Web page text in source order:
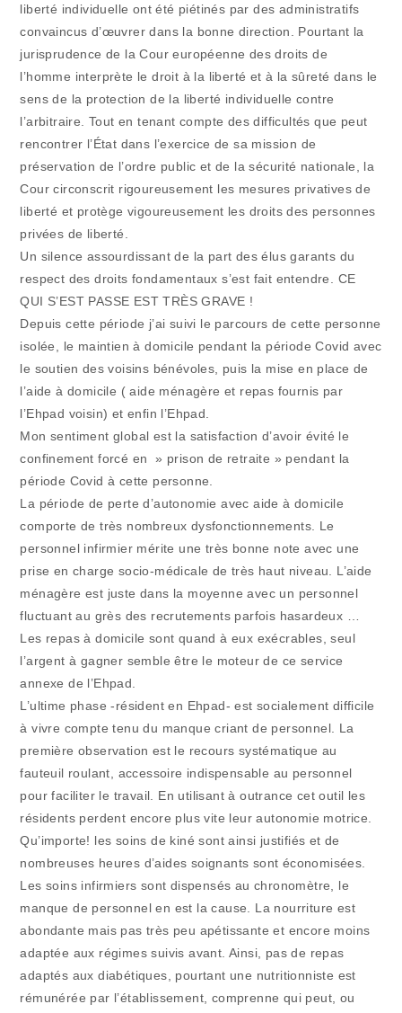
liberté individuelle ont été piétinés par des administratifs
convaincus d’œuvrer dans la bonne direction. Pourtant la
jurisprudence de la Cour européenne des droits de
l’homme interprète le droit à la liberté et à la sûreté dans le
sens de la protection de la liberté individuelle contre
l’arbitraire. Tout en tenant compte des difficultés que peut
rencontrer l’État dans l’exercice de sa mission de
préservation de l’ordre public et de la sécurité nationale, la
Cour circonscrit rigoureusement les mesures privatives de
liberté et protège vigoureusement les droits des personnes
privées de liberté.
Un silence assourdissant de la part des élus garants du
respect des droits fondamentaux s’est fait entendre. CE
QUI S’EST PASSE EST TRÈS GRAVE !
Depuis cette période j’ai suivi le parcours de cette personne
isolée, le maintien à domicile pendant la période Covid avec
le soutien des voisins bénévoles, puis la mise en place de
l’aide à domicile ( aide ménagère et repas fournis par
l’Ehpad voisin) et enfin l’Ehpad.
Mon sentiment global est la satisfaction d’avoir évité le
confinement forcé en » prison de retraite » pendant la
période Covid à cette personne.
La période de perte d’autonomie avec aide à domicile
comporte de très nombreux dysfonctionnements. Le
personnel infirmier mérite une très bonne note avec une
prise en charge socio-médicale de très haut niveau. L’aide
ménagère est juste dans la moyenne avec un personnel
fluctuant au grès des recrutements parfois hasardeux …
Les repas à domicile sont quand à eux exécrables, seul
l’argent à gagner semble être le moteur de ce service
annexe de l’Ehpad.
L’ultime phase -résident en Ehpad- est socialement difficile
à vivre compte tenu du manque criant de personnel. La
première observation est le recours systématique au
fauteuil roulant, accessoire indispensable au personnel
pour faciliter le travail. En utilisant à outrance cet outil les
résidents perdent encore plus vite leur autonomie motrice.
Qu’importe! les soins de kiné sont ainsi justifiés et de
nombreuses heures d’aides soignants sont économisées.
Les soins infirmiers sont dispensés au chronomètre, le
manque de personnel en est la cause. La nourriture est
abondante mais pas très peu apétissante et encore moins
adaptée aux régimes suivis avant. Ainsi, pas de repas
adaptés aux diabétiques, pourtant une nutritionniste est
rémunérée par l’établissement, comprenne qui peut, ou